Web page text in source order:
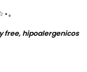
｡
free, hipoalergenicos